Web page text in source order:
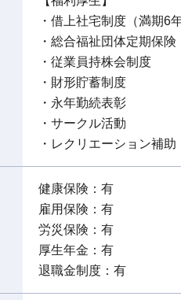
・借上社宅制度（満期6
・総合福祉団体定期保険
・従業員持株会制度
・財形貯蓄制度
・永年勤続表彰
・サークル活動
・レクリエーション補助
健康保険：有
雇用保険：有
労災保険：有
厚生年金：有
退職金制度：有